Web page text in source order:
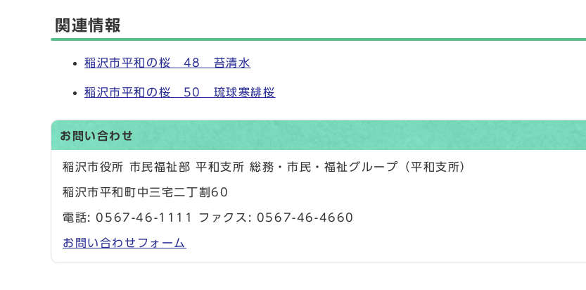
関連情報
稲沢市平和の桜 48 苔清水
稲沢市平和の桜 50 琉球寒緋桜
お問い合わせ
稲沢市役所 市民福祉部 平和支所 総務・市民・福祉グループ（平和支所）
稲沢市平和町中三宅二丁割60
電話: 0567-46-1111 ファクス: 0567-46-4660
お問い合わせフォーム